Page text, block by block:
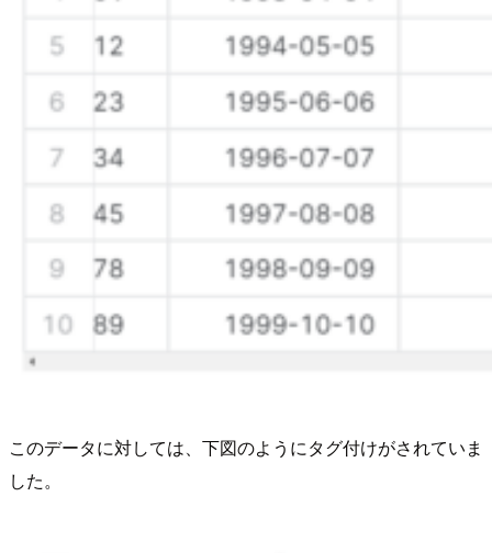
このデータに対しては、下図のようにタグ付けがされていま
した。